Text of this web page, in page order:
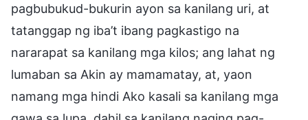
pagbubukud-bukurin ayon sa kanilang uri, at
tatanggap ng iba’t ibang pagkastigo na
nararapat sa kanilang mga kilos; ang lahat ng
lumaban sa Akin ay mamamatay, at, yaon
namang mga hindi Ako kasali sa kanilang mga